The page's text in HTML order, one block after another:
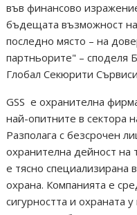
във финансово
бъдещата възможност
последно място – на
партньорите" – споделя
Глобал Секюрити
GSS е охранителна
най-опитните в сектора
Разполага с безсрочен
охранителна дейност на
е тясно специализирана
охрана. Компанията е
сигурността и охраната